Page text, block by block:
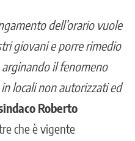
dell’orario vuole
giovani e porre rimedio
il fenomeno
locali non autorizzati ed
Roberto
che è vigente